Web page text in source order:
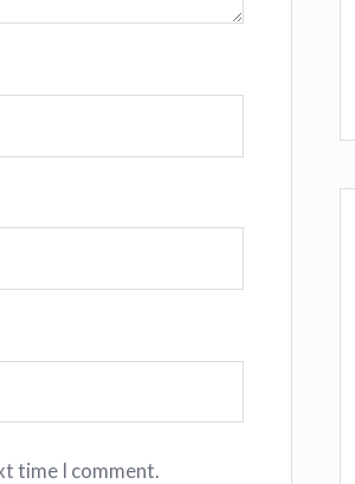
time I comment.